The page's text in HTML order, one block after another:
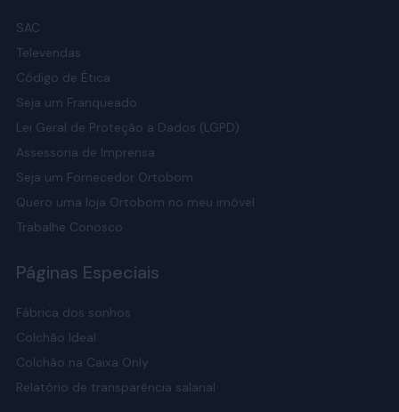
SAC
Televendas
Código de Ética
Seja um Franqueado
Lei Geral de Proteção a Dados (LGPD)
Assessoria de Imprensa
Seja um Fornecedor Ortobom
Quero uma loja Ortobom no meu imóvel
Trabalhe Conosco
Páginas Especiais
Fábrica dos sonhos
Colchão Ideal
Colchão na Caixa Only
Relatório de transparência salarial